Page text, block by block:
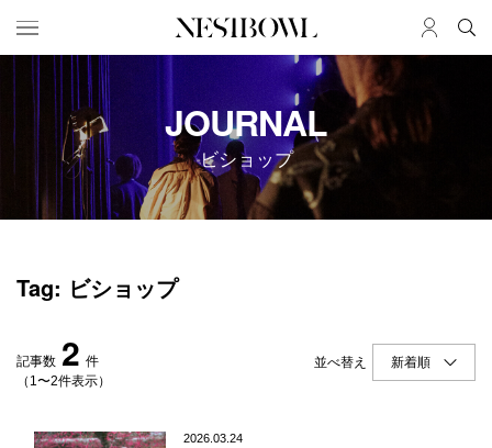
HOME
求人検索
新着求人
ブランド一覧
インタビュー
ニュース＆イベント
データ
SERVICE
JOURNAL
ビショップ
Tag: ビショップ
記事数 2 件
（1〜2件表示）
並べ替え
2026.03.24